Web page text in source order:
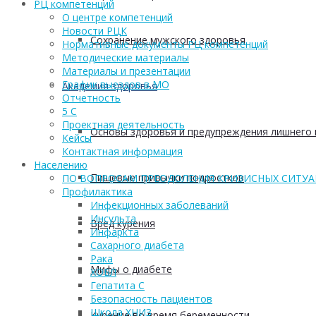
Сохранение мужского здоровья
Академия здоровья
Основы здоровья и предупреждения лишнего
Пищевые привычки подростков
Вред курения
Мифы о диабете
РЦ компетенций
О центре компетенций
Новости РЦК
Нормативные документы РЦ компетенций
Методические материалы
Материалы и презентации
График выездов в МО
Отчетность
5 С
Проектная деятельность
Кейсы
Контактная информация
Населению
ПО ВОПРОСАМ ПРЕОДОЛЕНИЯ КРИЗИСНЫХ
Профилактика
Инфекционных заболеваний
Инсульта
Инфаркта
Сахарного диабета
Рака
ХОБЛ
Гепатита С
Безопасность пациентов
Школа ХНИЗ